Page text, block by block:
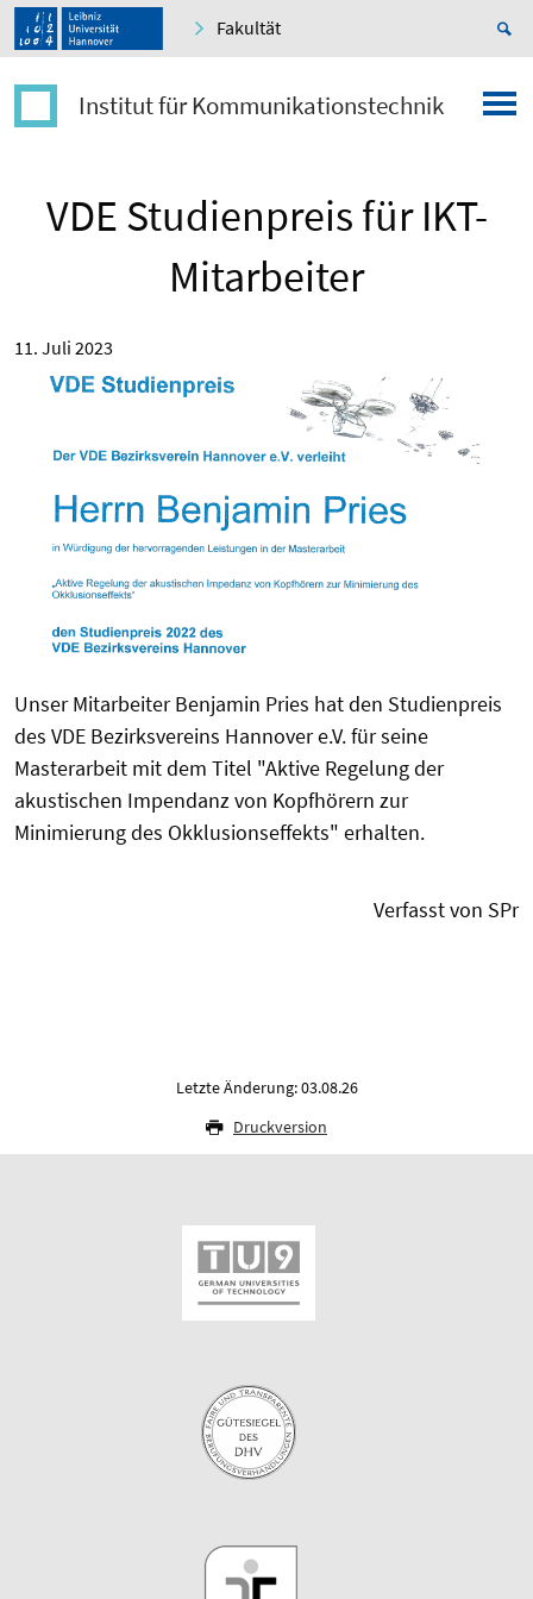
Fakultät
Institut für Kommunikationstechnik
VDE Studienpreis für IKT-
Mitarbeiter
11. Juli 2023
Unser Mitarbeiter Benjamin Pries hat den Studienpreis
des VDE Bezirksvereins Hannover e.V. für seine
Masterarbeit mit dem Titel "Aktive Regelung der
akustischen Impendanz von Kopfhörern zur
Minimierung des Okklusionseffekts" erhalten.
Verfasst von SPr
Letzte Änderung: 03.08.26
Druckversion